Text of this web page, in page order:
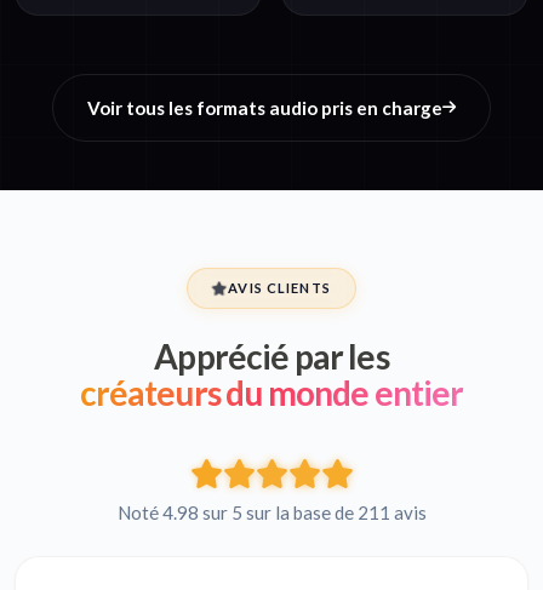
Voir tous les formats audio pris en charge
AVIS CLIENTS
Apprécié par les
créateurs du monde entier
Noté 4.98 sur 5 sur la base de 211 avis